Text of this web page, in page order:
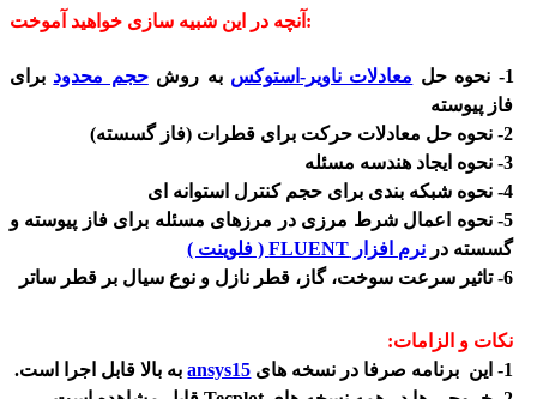
آنچه در این شبیه سازی خواهید آموخت:
1- نحوه حل معادلات ناویر-استوکس به روشحجم محدود برای
فاز پیوسته
2- نحوه حل معادلات حرکت برای قطرات (فاز گسسته)
3- نحوه ایجاد هندسه مسئله
4- نحوه شبکه بندی برای حجم کنترل استوانه ای
5- نحوه اعمال شرط مرزی در مرزهای مسئله برای فاز پیوسته و
گسسته در نرم افزار FLUENT ( فلوینت )
6- تاثیر سرعت سوخت، گاز، قطر نازل و نوع سیال بر قطر ساتر
نکات و الزامات:
1- این برنامه صرفا در نسخه های
ansys15به بالا قابل اجرا است.